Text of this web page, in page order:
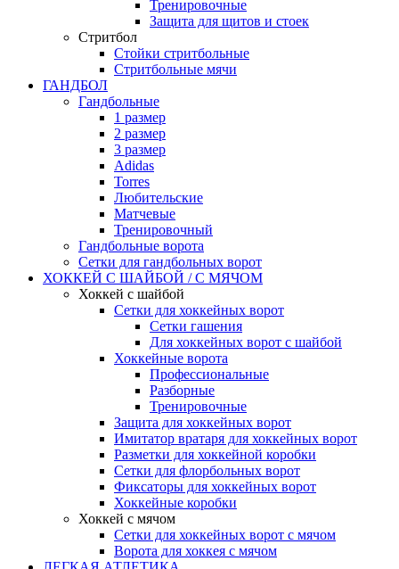
Тренировочные
Защита для щитов и стоек
Стритбол
Стойки стритбольные
Стритбольные мячи
ГАНДБОЛ
Гандбольные
1 размер
2 размер
3 размер
Adidas
Torres
Любительские
Матчевые
Тренировочный
Гандбольные ворота
Сетки для гандбольных ворот
ХОККЕЙ С ШАЙБОЙ / С МЯЧОМ
Хоккей с шайбой
Сетки для хоккейных ворот
Сетки гашения
Для хоккейных ворот с шайбой
Хоккейные ворота
Профессиональные
Разборные
Тренировочные
Защита для хоккейных ворот
Имитатор вратаря для хоккейных ворот
Разметки для хоккейной коробки
Сетки для флорбольных ворот
Фиксаторы для хоккейных ворот
Хоккейные коробки
Хоккей с мячом
Сетки для хоккейных ворот с мячом
Ворота для хоккея с мячом